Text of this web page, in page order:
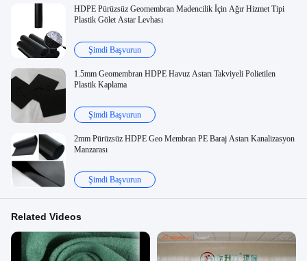
HDPE Pürüzsüz Geomembran Madencilik İçin Ağır Hizmet Tipi
Plastik Gölet Astar Levhası
Şimdi Başvurun
1.5mm Geomembran HDPE Havuz Astarı Takviyeli Polietilen
Plastik Kaplama
Şimdi Başvurun
2mm Pürüzsüz HDPE Geo Membran PE Baraj Astarı Kanalizasyon
Manzarası
Şimdi Başvurun
Related Videos